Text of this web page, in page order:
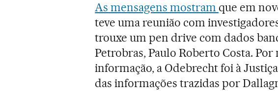
As mensagens mostram que em
teve uma reunião com
trouxe um pen drive com dados
Petrobras, Paulo Roberto Costa. Por
informação, a Odebrecht foi à
das informações trazidas por